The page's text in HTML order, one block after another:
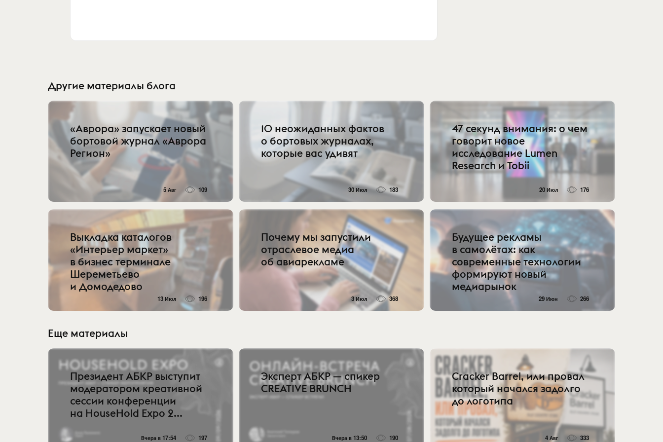
Другие материалы блога
«Аврора» запускает новый
бортовой журнал «Аврора
Регион»
5 Авг 109
10 неожиданных фактов
о бортовых журналах,
которые вас удивят
30 Июл 183
47 секунд внимания: о чем
говорит новое
исследование Lumen
Research и Tobii
20 Июл 176
Выкладка каталогов
«Интерьер маркет»
в бизнес терминале
Шереметьево
и Домодедово
13 Июл 196
Почему мы запустили
отраслевое медиа
об авиарекламе
3 Июл 368
Будущее рекламы
в самолётах: как
современные технологии
формируют новый
медиарынок
29 Июн 266
Еще материалы
Президент АБКР выступит
модератором креативной
сессии конференции
на HouseHold Expo 2...
Вчера в 17:54 197
Эксперт АБКР — спикер
CREATIVE BRUNCH
Вчера в 13:50 190
Cracker Barrel, или провал
который начался задолго
до логотипа
4 Авг 333